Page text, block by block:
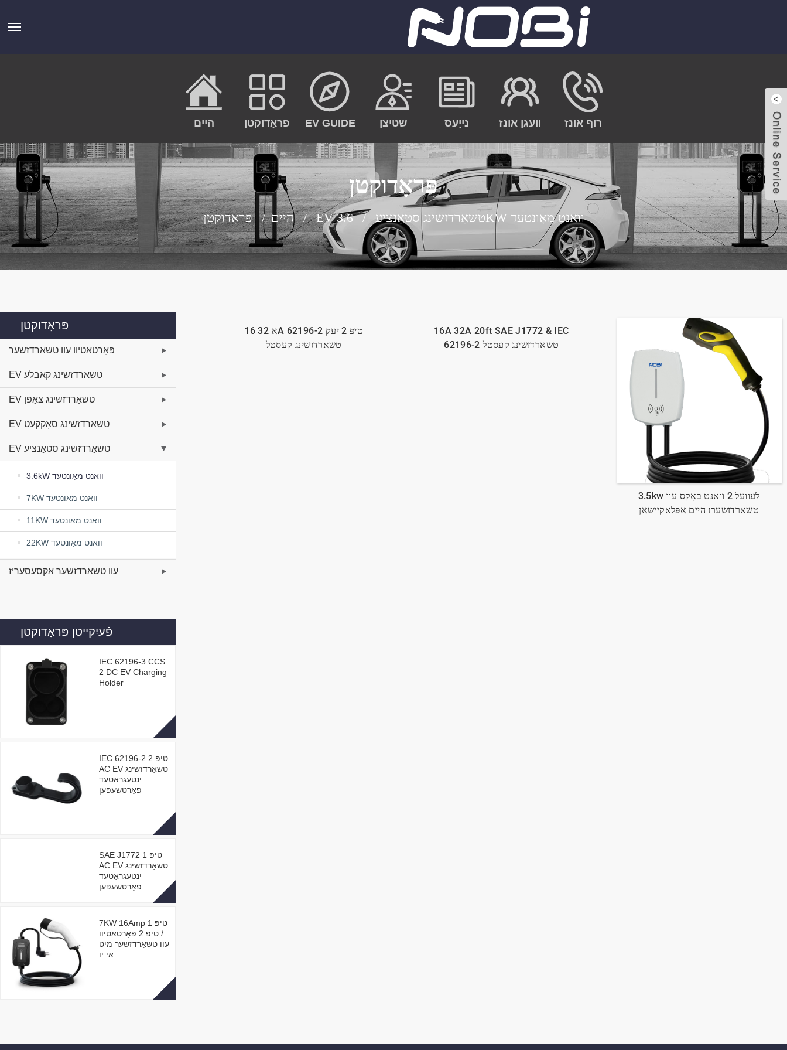
היים פּראָדוקטן EV GUIDE שטיצן נייַעס וועגן אונז רוף אונז
פּראָדוקטן
היים פּראָדוקטן EV טשאַרדזשינג סטאַנציע 3.6KW וואנט מאָונטעד
פּראָדוקטן
פּאָרטאַטיוו עוו טשאַרדזשער
EV טשאַרדזשינג קאַבלע
EV טשאַרדזשינג צאַפּן
EV טשאַרדזשינג סאָקקעט
EV טשאַרדזשינג סטאַנציע
3.6kW וואנט מאָונטעד
7KW וואנט מאָונטעד
11KW וואנט מאָונטעד
22KW וואנט מאָונטעד
עוו טשאַרדזשער אַקסעסעריז
פֿעיִקייטן פּראָדוקטן
IEC 62196-3 CCS
2 DC EV Charging
Holder
IEC 62196-2 טיפּ 2
AC EV טשאַרדזשינג
ינטעגראַטעד
פאַרטשעפּען
SAE J1772 טיפּ 1
AC EV טשאַרדזשינג
ינטעגראַטעד
פאַרטשעפּען
7KW 16Amp טיפּ 1
/ טיפּ 2 פּאָרטאַטיוו
עוו טשאַרדזשער מיט
16 אַ 32A טיפּ 2 יעק 62196-2
טשאַרדזשינג קעסטל
16A 32A 20ft SAE J1772 & IEC
62196-2 טשאַרדזשינג קעסטל
3.5kw לעוועל 2 וואנט באָקס עוו
טשאַרדזשערז היים אַפּלאַקיישאַן